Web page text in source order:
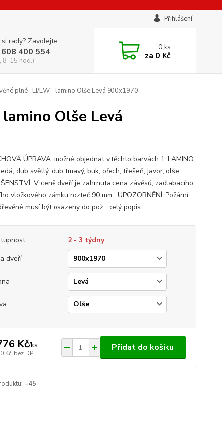
Přihlášení
rady? Zavolejte.
400 554
8-15 hod.)
0ks
za 0 Kč
plné -EI/EW - lamino Olše Levá 900x1970
Olše Levá
ÚPRAVA: možné objednat v těchto barvách 1. LAMINO:
dub světlý, dub tmavý, buk, ořech, třešeň, javor, olše
V ceně dveří je zahrnuta cena závěsů, zadlabacího
vložkového zámku rozteč 90 mm. UPOZORNĚNÍ: Požární
musí být osazeny do pož... celý popis
2 - 3 týdny
dveří
Kč/ks
Kč bez DPH
Přidat do košíku
-45